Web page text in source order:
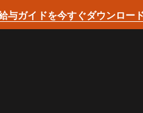
与ガイドを今すぐダウンロー